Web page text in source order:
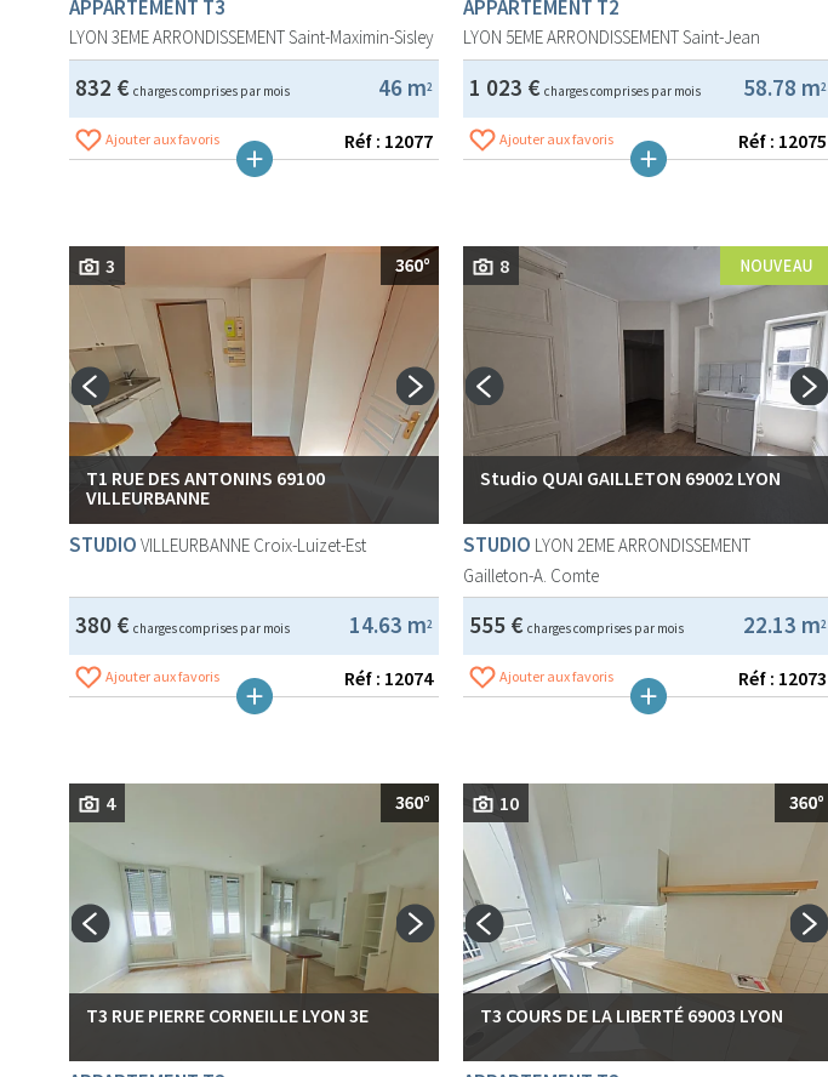
APPARTEMENT T3
LYON 3EME ARRONDISSEMENTSaint-Maximin-Sisley
46 m2
832 € charges comprises par mois
Ajouter aux favoris Réf : 12077
APPARTEMENT T2
LYON 5EME ARRONDISSEMENTSaint-Jean
58.78 m2
1 023 € charges comprises par mois
Ajouter aux favoris Réf : 12075
3
T1 RUE DES ANTONINS 69100
VILLEURBANNE
STUDIO VILLEURBANNE Croix-Luizet-Est
14.63 m2
380 € charges comprises par mois
Ajouter aux favoris Réf : 12074
8
Studio QUAI GAILLETON 69002 LYON
STUDIO LYON 2EME ARRONDISSEMENT
Gailleton-A. Comte
22.13 m2
555 € charges comprises par mois
Ajouter aux favoris Réf : 12073
4
T3 RUE PIERRE CORNEILLE LYON 3E
10
T3 COURS DE LA LIBERTÉ 69003 LYON